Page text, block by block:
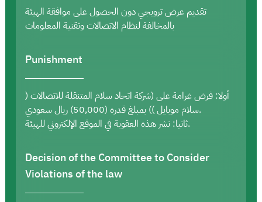
تقديم عرض ترويجي دون الحصول على موافقة الهيئة
بالمخالفة لنظام الاتصالات وتقنية المعلومات
Punishment
أولا: فرض غرامة على (شركة اتحاد سلام المتنقلة للاتصالات (
سلام موبايل )) بمبلغ قدره (50,000) ريال سعودي.
ثانيا: نشر هذه العقوبة في الموقع الإلكتروني للهيئة.
Decision of the Committee to Consider
Violations of the law